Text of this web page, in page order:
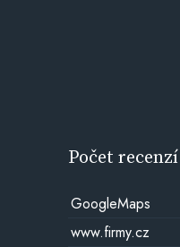
Počet
GoogleMaps
www.firmy.cz